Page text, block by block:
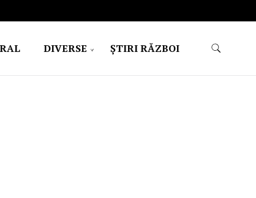
DIVERSE ŞTIRI RĂZBOI